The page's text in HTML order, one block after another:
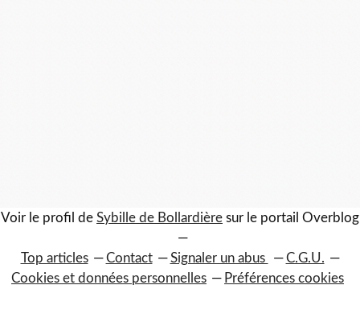
Voir le profil de Sybille de Bollardière sur le portail Overblog
Top articles Contact Signaler un abus
C.G.U.
Cookies et données personnelles
Préférences cookies